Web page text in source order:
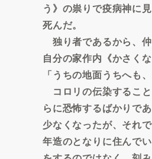
う》の祟りで疫病神に
死んだ。
独り者であるから、
自分の家作内《かさく
「うちの地面うちへも
コロリの伝染するこ
らに恐怖するばかりで
少なくなったが、それ
年造のとなりに住んで